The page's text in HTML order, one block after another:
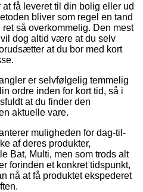
få leveret til din bolig eller ud
bliver som regel en tand
så overkommelig. Den mest
dog altid være at du selv
at du bor med kort
er selvfølgelig temmelig
ordre inden for kort tid, så i
at du finder den
aktuelle vare.
muligheden for dag-til-
af deres produkter,
Bat, Multi, men som trods alt
forinden et konkret tidspunkt,
nå at få produktet ekspederet